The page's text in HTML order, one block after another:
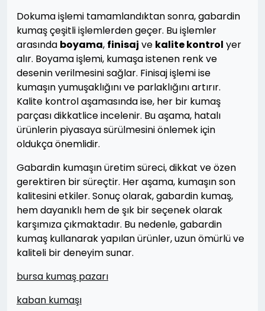
Dokuma işlemi tamamlandıktan sonra, gabardin
kumaş çeşitli işlemlerden geçer. Bu işlemler
arasında boyama, finisaj ve kalite kontrol yer
alır. Boyama işlemi, kumaşa istenen renk ve
desenin verilmesini sağlar. Finisaj işlemi ise
kumaşın yumuşaklığını ve parlaklığını artırır.
Kalite kontrol aşamasında ise, her bir kumaş
parçası dikkatlice incelenir. Bu aşama, hatalı
ürünlerin piyasaya sürülmesini önlemek için
oldukça önemlidir.
Gabardin kumaşın üretim süreci, dikkat ve özen
gerektiren bir süreçtir. Her aşama, kumaşın son
kalitesini etkiler. Sonuç olarak, gabardin kumaş,
hem dayanıklı hem de şık bir seçenek olarak
karşımıza çıkmaktadır. Bu nedenle, gabardin
kumaş kullanarak yapılan ürünler, uzun ömürlü ve
kaliteli bir deneyim sunar.
bursa kumaş pazarı
kaban kumaşı